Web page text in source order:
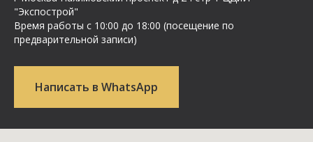
"Экспострой"
Время работы с 10:00 до 18:00 (посещение по
предварительной записи)
Написать в WhatsApp